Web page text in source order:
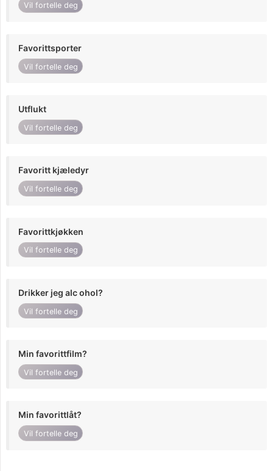
Vil fortelle deg
Favorittsporter
Vil fortelle deg
Utflukt
Vil fortelle deg
Favoritt kjæledyr
Vil fortelle deg
Favorittkjøkken
Vil fortelle deg
Drikker jeg alc ohol?
Vil fortelle deg
Min favorittfilm?
Vil fortelle deg
Min favorittlåt?
Vil fortelle deg